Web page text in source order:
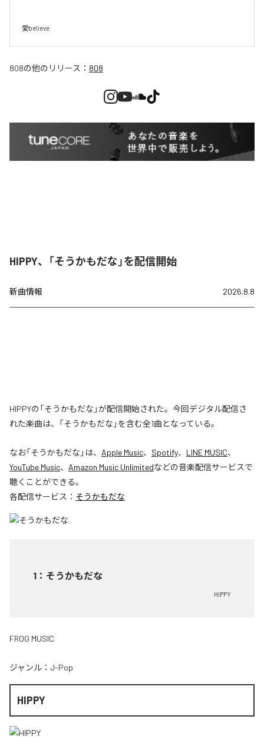
愛believe
808の他のリリース： 808
HIPPY、「そうかもだな」を配信開始
新曲情報 2026.8.8
HIPPYの「そうかもだな」が配信開始された。今回デジタル配信さ
れた楽曲は、「そうかもだな」を含む全1曲となっている。
なお「そうかもだな 」は、 Apple Music、 Spotify、 LINE MUSIC、
YouTube Music、 Amazon Music Unlimitedなどの音楽配信サービスで
聴くことができる。
各配信サービス： そうかもだな
1 ： そうかもだな
HIPPY
FROG MUSIC
ジャンル： J-Pop
HIPPY